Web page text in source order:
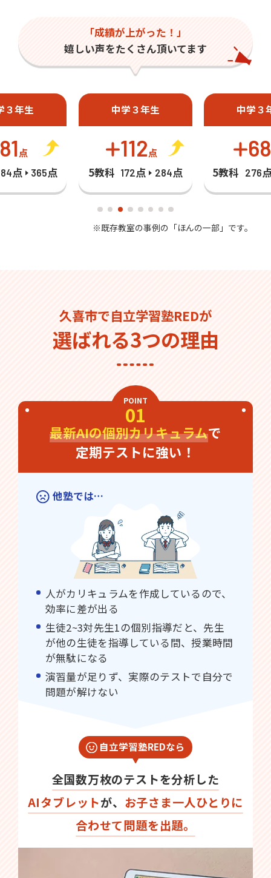
「成績が上がった！」
嬉しい声をたくさん頂いてます
３年生
点
点 365点
中学３年生
112点
5教科 172点 284点
中学３
68
5教科 276
※既存教室の事例の「ほんの一部」です。
久喜市で自立学習塾REDが
選ばれる3つの理由
POINT
01
最新AIの個別カリキュラムで
定期テストに強い！
他塾では…
人がカリキュラムを作成しているので、
効率に差が出る
生徒2~3対先生1の個別指導だと、先生
が他の生徒を指導している間、授業時間
が無駄になる
演習量が足りず、実際のテストで自分で
問題が解けない
自立学習塾REDなら
全国数万枚のテストを分析した
AIタブレットが、 お子さま一人ひとりに
合わせて問題を出題。